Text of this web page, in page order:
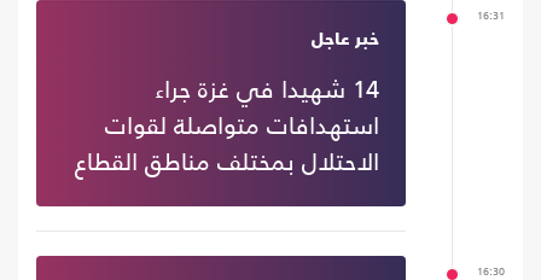
16:31
خبر عاجل
14 شهيدا في غزة جراء
استهدافات متواصلة لقوات
الاحتلال بمختلف مناطق القطاع
16:30